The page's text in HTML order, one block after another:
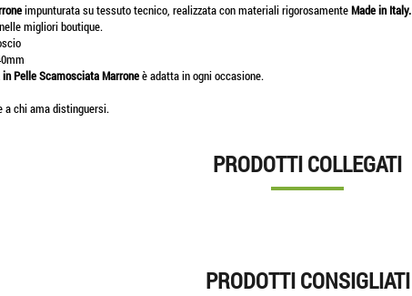
impunturata su tessuto tecnico, realizzata con materiali rigorosamenteMade in Italy.
migliori boutique.
in Pelle ScamosciataMarroneè adatta in ogni occasione.
a chi ama distinguersi.
PRODOTTI COLLEGATI
PRODOTTI CONSIGLIATI